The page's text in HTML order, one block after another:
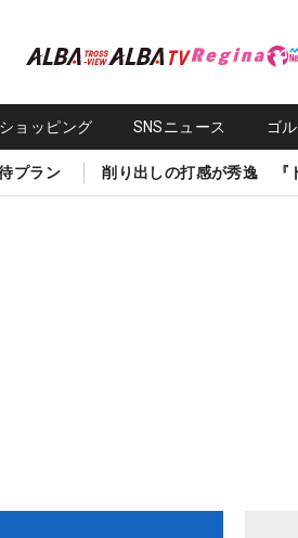
ショッピング SNSニュース ゴ
プラン 削り出しの打感が秀逸 『